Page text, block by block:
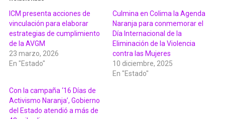
ICM presenta acciones de
vinculación para elaborar
estrategias de cumplimiento
de la AVGM
23 marzo, 2026
En "Estado"
Culmina en Colima la Agenda
Naranja para conmemorar el
Día Internacional de la
Eliminación de la Violencia
contra las Mujeres
10 diciembre, 2025
En "Estado"
Con la campaña ‘16 Días de
Activismo Naranja’, Gobierno
del Estado atendió a más de